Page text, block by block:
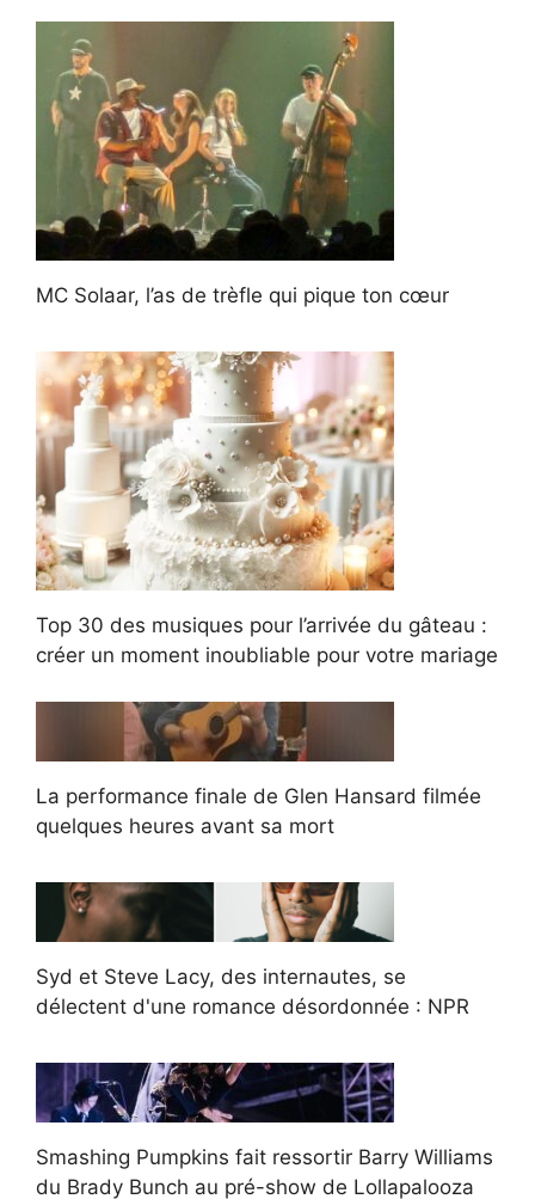
MC Solaar, l’as de trèfle qui pique ton cœur
Top 30 des musiques pour l’arrivée du gâteau :
créer un moment inoubliable pour votre mariage
La performance finale de Glen Hansard filmée
quelques heures avant sa mort
Syd et Steve Lacy, des internautes, se
délectent d'une romance désordonnée : NPR
Smashing Pumpkins fait ressortir Barry Williams
du Brady Bunch au pré-show de Lollapalooza